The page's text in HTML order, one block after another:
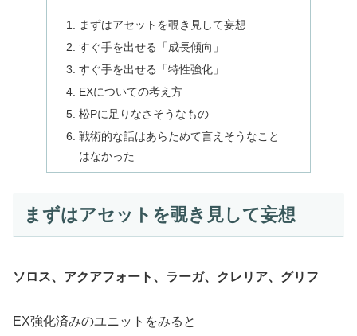
まずはアセットを覗き見して妄想
すぐ手を出せる「成長傾向」
すぐ手を出せる「特性強化」
EXについての考え方
松Pに足りなさそうなもの
戦術的な話はあらためて言えそうなこと
はなかった
まずはアセットを覗き見して妄想
ソロス、アクアフォート、ラーガ、クレリア、グリフ
EX強化済みのユニットをみると